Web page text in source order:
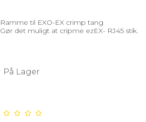
Ramme til EXO-EX crimp tang
Gør det muligt at cripme ezEX- RJ45 stik.
På Lager